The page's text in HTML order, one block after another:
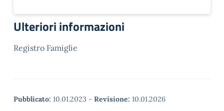
Ulteriori informazioni
Registro Famiglie
Pubblicato: 10.01.2023 - Revisione: 10.01.2026